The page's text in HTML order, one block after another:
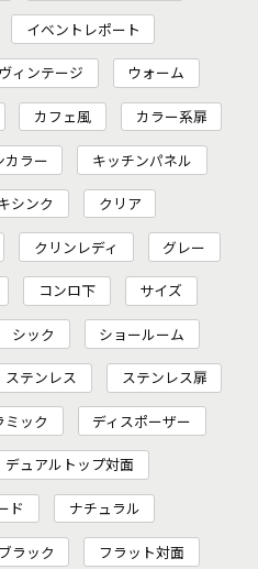
イベントレポート
ヴィンテージ ウォーム
カフェ風 カラー系扉
カラー キッチンパネル
シンク クリア
クリンレディ グレー
コンロ下 サイズ
シック ショールーム
ステンレス ステンレス扉
ミック ディスポーザー
デュアルトップ対面
ド ナチュラル
ブラック フラット対面